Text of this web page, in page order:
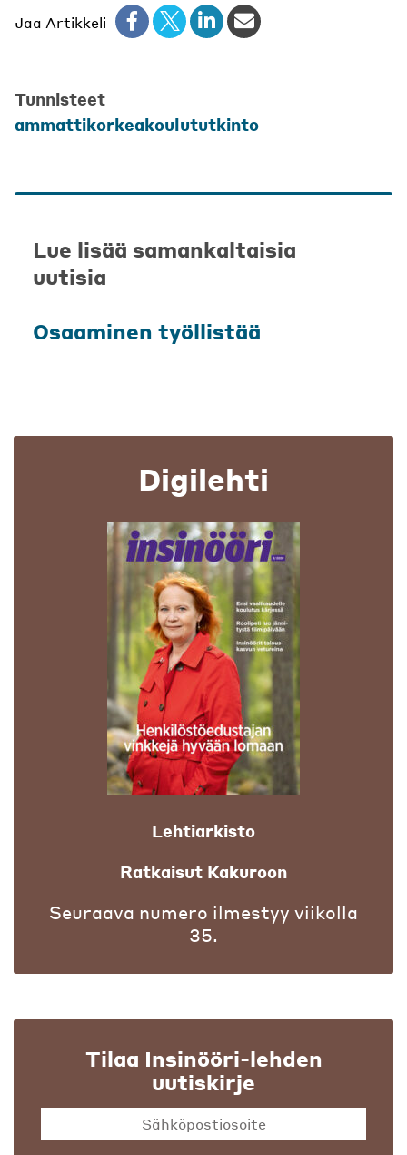
Jaa Artikkeli
Tunnisteet
ammattikorkeakoulututkinto
Lue lisää samankaltaisia
uutisia
Osaaminen työllistää
Digilehti
Lehtiarkisto
Ratkaisut Kakuroon
Seuraava numero ilmestyy viikolla
35.
Tilaa Insinööri-lehden
uutiskirje